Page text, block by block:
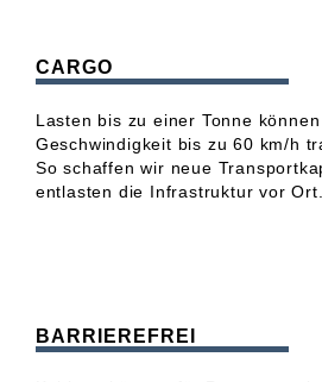
CARGO
Lasten bis zu einer Tonne
Geschwindigkeit bis zu 60 km/h
So schaffen wir neue
entlasten die Infrastruktur vor Ort.
BARRIEREFREI